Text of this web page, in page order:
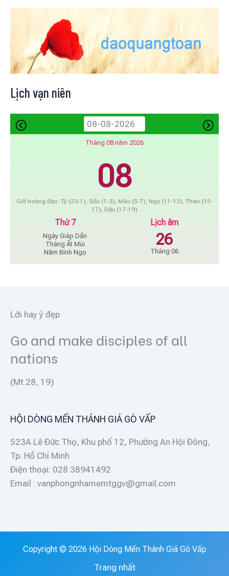
Lịch vạn niên
Tháng 08 năm 2026
08
Giờ hoàng đạo: Tý (23-1), Sửu (1-3), Mão (5-7), Ngọ (11-13), Thân (15-
17), Dậu (17-19)
Thứ 7
Ngày Giáp Dần
Tháng Ất Mùi
Năm Bính Ngọ
Lịch âm
26
Tháng 06
Lời hay ý đẹp
Go and make disciples of all
nations
(Mt 28, 19)
HỘI DÒNG MẾN THÁNH GIÁ GÒ VẤP
523A Lê Đức Thọ, Khu phố 12, Phường An Hội Đông,
Tp. Hồ Chí Minh
Điện thoại: 028 38941492
Email : vanphongnhamemtggv@gmail.com
Copyright © 2026 Hội Dòng Mến Thánh Giá Gò Vấp
Trang nhất